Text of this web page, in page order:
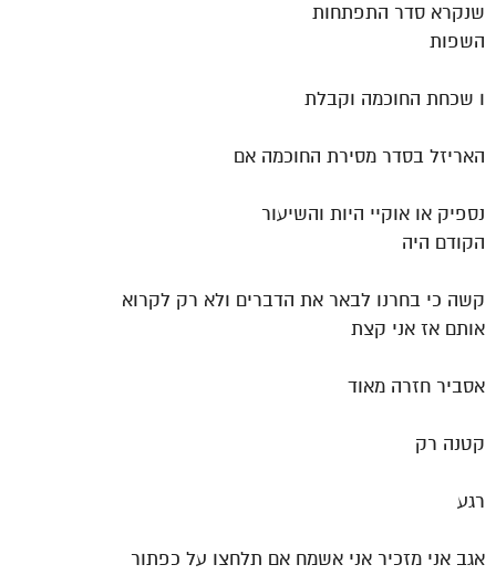
שנקרא סדר התפתחות
השפות
ו שכחת החוכמה וקבלת
האריזל בסדר מסירת החוכמה אם
נספיק או אוקיי היות והשיעור
הקודם היה
קשה כי בחרנו לבאר את הדברים ולא רק לקרוא
אותם אז אני קצת
אסביר חזרה מאוד
קטנה רק
רגע
אגב אני מזכיר אני אשמח אם תלחצו על כפתור